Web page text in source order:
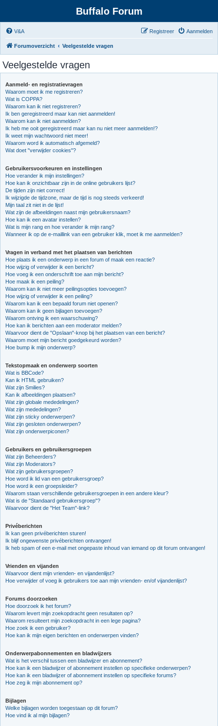
Buffalo Forum
V&A Aanmelden
Registreer
Forumoverzicht Veelgestelde vragen
Veelgestelde vragen
Aanmeld- en registratievragen
Waarom moet ik me registreren?
Wat is COPPA?
Waarom kan ik niet registreren?
Ik ben geregistreerd maar kan niet aanmelden!
Waarom kan ik niet aanmelden?
Ik heb me ooit geregistreerd maar kan nu niet meer aanmelden!?
Ik weet mijn wachtwoord niet meer!
Waarom word ik automatisch afgemeld?
Wat doet "verwijder cookies"?
Gebruikersvoorkeuren en instellingen
Hoe verander ik mijn instellingen?
Hoe kan ik onzichtbaar zijn in de online gebruikers lijst?
De tijden zijn niet correct!
Ik wijzigde de tijdzone, maar de tijd is nog steeds verkeerd!
Mijn taal zit niet in de lijst!
Wat zijn de afbeeldingen naast mijn gebruikersnaam?
Hoe kan ik een avatar instellen?
Wat is mijn rang en hoe verander ik mijn rang?
Wanneer ik op de e-maillink van een gebruiker klik, moet ik me aanmelden?
Vragen in verband met het plaatsen van berichten
Hoe plaats ik een onderwerp in een forum of maak een reactie?
Hoe wijzig of verwijder ik een bericht?
Hoe voeg ik een onderschrift toe aan mijn bericht?
Hoe maak ik een peiling?
Waarom kan ik niet meer peilingsopties toevoegen?
Hoe wijzig of verwijder ik een peiling?
Waarom kan ik een bepaald forum niet openen?
Waarom kan ik geen bijlagen toevoegen?
Waarom ontving ik een waarschuwing?
Hoe kan ik berichten aan een moderator melden?
Waarvoor dient de "Opslaan"-knop bij het plaatsen van een bericht?
Waarom moet mijn bericht goedgekeurd worden?
Hoe bump ik mijn onderwerp?
Tekstopmaak en onderwerp soorten
Wat is BBCode?
Kan ik HTML gebruiken?
Wat zijn Smilies?
Kan ik afbeeldingen plaatsen?
Wat zijn globale mededelingen?
Wat zijn mededelingen?
Wat zijn sticky onderwerpen?
Wat zijn gesloten onderwerpen?
Wat zijn onderwerpiconen?
Gebruikers en gebruikersgroepen
Wat zijn Beheerders?
Wat zijn Moderators?
Wat zijn gebruikersgroepen?
Hoe word ik lid van een gebruikersgroep?
Hoe word ik een groepsleider?
Waarom staan verschillende gebruikersgroepen in een andere kleur?
Wat is de "Standaard gebruikersgroep"?
Waarvoor dient de "Het Team"-link?
Privéberichten
Ik kan geen privéberichten sturen!
Ik blijf ongewenste privéberichten ontvangen!
Ik heb spam of een e-mail met ongepaste inhoud van iemand op dit forum ontvangen!
Vrienden en vijanden
Waarvoor dient mijn vrienden- en vijandenlijst?
Hoe verwijder of voeg ik gebruikers toe aan mijn vrienden- en/of vijandenlijst?
Forums doorzoeken
Hoe doorzoek ik het forum?
Waarom levert mijn zoekopdracht geen resultaten op?
Waarom resulteert mijn zoekopdracht in een lege pagina?
Hoe zoek ik een gebruiker?
Hoe kan ik mijn eigen berichten en onderwerpen vinden?
Onderwerpabonnementen en bladwijzers
Wat is het verschil tussen een bladwijzer en abonnement?
Hoe kan ik een bladwijzer of abonnement instellen op specifieke onderwerpen?
Hoe kan ik een bladwijzer of abonnement instellen op specifieke forums?
Hoe zeg ik mijn abonnement op?
Bijlagen
Welke bijlagen worden toegestaan op dit forum?
Hoe vind ik al mijn bijlagen?